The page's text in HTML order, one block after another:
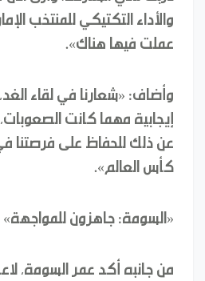
والأداء التكتيكي للمنتخب
عملت فيها هناك».
وأضاف: «شعارنا في لقاء
إيجابية مهما كانت
عن ذلك للحفاظ على فرصتنا
كأس العالم».
«السومة: جاهزون للمواجهة»
من جانبه أكد عمر السومة،